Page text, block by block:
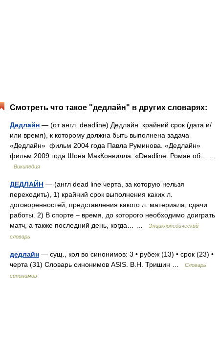
Смотреть что такое "дедлайн" в других словарях:
Дедлайн — (от англ. deadline) Дедлайн крайний срок (дата и/
или время), к которому должна быть выполнена задача
«Дедлайн» фильм 2004 года Павла Руминова. «Дедлайн»
фильм 2009 года Шона МакКонвилла. «Deadline. Роман об… …
Википедия
ДЕДЛАЙН — (англ dead line черта, за которую нельзя
переходить), 1) крайний срок выполнения каких л.
договоренностей, представления какого л. материала, сдачи
работы. 2) В спорте – время, до которого необходимо доиграть
матч, а также последний день, когда… …
Энциклопедический
словарь
дедлайн — сущ., кол во синонимов: 3 • рубеж (13) • срок (23) •
черта (31) Словарь синонимов ASIS. В.Н. Тришин …
Словарь
синонимов